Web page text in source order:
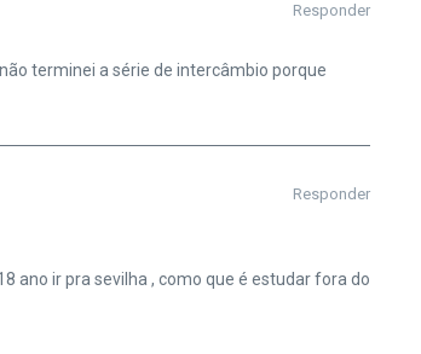
Responder
terminei a série de intercâmbio porque
Responder
ano ir pra sevilha , como que é estudar fora do